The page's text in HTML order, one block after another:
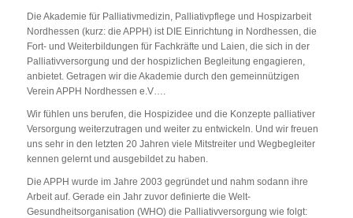
Die Akademie für Palliativmedizin, Palliativpflege und Hospizarbeit
Nordhessen (kurz: die APPH) ist DIE Einrichtung in Nordhessen, die
Fort- und Weiterbildungen für Fachkräfte und Laien, die sich in der
Palliativversorgung und der hospizlichen Begleitung engagieren,
anbietet. Getragen wir die Akademie durch den gemeinnützigen
Verein APPH Nordhessen e.V….
Wir fühlen uns berufen, die Hospizidee und die Konzepte palliativer
Versorgung weiterzutragen und weiter zu entwickeln. Und wir freuen
uns sehr in den letzten 20 Jahren viele Mitstreiter und Wegbegleiter
kennen gelernt und ausgebildet zu haben.
Die APPH wurde im Jahre 2003 gegründet und nahm sodann ihre
Arbeit auf. Gerade ein Jahr zuvor definierte die Welt-
Gesundheitsorganisation (WHO) die Palliativversorgung wie folgt: